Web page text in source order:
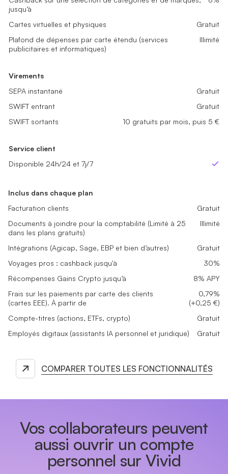
Plafond de dépenses par carte étendu (services publicitaires et
Virements
SEPA instantanéGratuit
SWIFT sortants
Service client
Disponible 24h/24 et 7j/7
Plafond de dépenses par carte étendu (services publicitaires et
Virements
SEPA instantanéGratuit
SWIFT sortants
Service client
Disponible 24h/24 et 7j/7
jusqu’à
Cartes virtuelles et physiques
Gratuit
Plafond de dépenses par carte étendu (services
publicitaires et informatiques)
Illimité
Virements
SEPA instantané
Gratuit
SWIFT entrant
Gratuit
SWIFT sortants
10 gratuits par mois, puis 5 €
Service client
Disponible 24h/24 et 7j/7
Inclus dans chaque plan
Facturation clients
Gratuit
Documents à joindre pour la comptabilité (Limité à 25
dans les plans gratuits)
Illimité
Intégrations (Agicap, Sage, EBP et bien d’autres)
Gratuit
Voyages pros : cashback jusqu'à
30%
Récompenses Gains Crypto jusqu’à
8% APY
Frais sur les paiements par carte des clients
(cartes EEE). À partir de
0,79%
(+0,25 €)
Compte-titres (actions, ETFs, crypto)
Gratuit
Employés digitaux (assistants IA personnel et juridique)
Gratuit
COMPARER TOUTES LES FONCTIONNALITÉS
Vos collaborateurs peuvent
aussi ouvrir un compte
personnel sur Vivid